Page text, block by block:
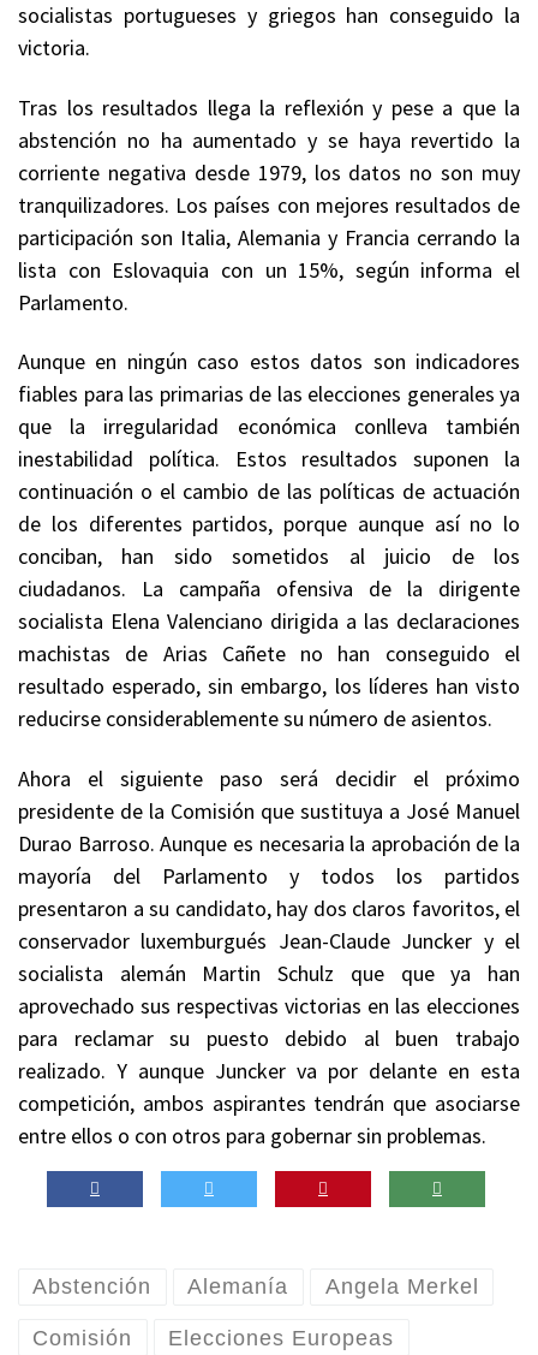
socialistas portugueses y griegos han conseguido la
victoria.
Tras los resultados llega la reflexión y pese a que la
abstención no ha aumentado y se haya revertido la
corriente negativa desde 1979, los datos no son muy
tranquilizadores. Los países con mejores resultados de
participación son Italia, Alemania y Francia cerrando la
lista con Eslovaquia con un 15%, según informa el
Parlamento.
Aunque en ningún caso estos datos son indicadores
fiables para las primarias de las elecciones generales ya
que la irregularidad económica conlleva también
inestabilidad política. Estos resultados suponen la
continuación o el cambio de las políticas de actuación
de los diferentes partidos, porque aunque así no lo
conciban, han sido sometidos al juicio de los
ciudadanos. La campaña ofensiva de la dirigente
socialista Elena Valenciano dirigida a las declaraciones
machistas de Arias Cañete no han conseguido el
resultado esperado, sin embargo, los líderes han visto
reducirse considerablemente su número de asientos.
Ahora el siguiente paso será decidir el próximo
presidente de la Comisión que sustituya a José Manuel
Durao Barroso. Aunque es necesaria la aprobación de la
mayoría del Parlamento y todos los partidos
presentaron a su candidato, hay dos claros favoritos, el
conservador luxemburgués Jean-Claude Juncker y el
socialista alemán Martin Schulz que que ya han
aprovechado sus respectivas victorias en las elecciones
para reclamar su puesto debido al buen trabajo
realizado. Y aunque Juncker va por delante en esta
competición, ambos aspirantes tendrán que asociarse
entre ellos o con otros para gobernar sin problemas.
Abstención Alemanía Angela Merkel
Comisión Elecciones Europeas